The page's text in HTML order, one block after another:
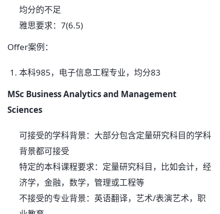
均分的不足
雅思要求：7(6.5)
Offer案例：
本科985，电子信息工程专业，均分83
MSc Business Analytics and Management
Sciences
可接受的学科背景：大部分包含定量研究科目的学科
背景都可接受
特定的本科课程要求：定量研究科目，比如会计，经
济学，金融，数学，管理或工程等
不接受的专业背景：英语翻译，艺术/表演艺术，职